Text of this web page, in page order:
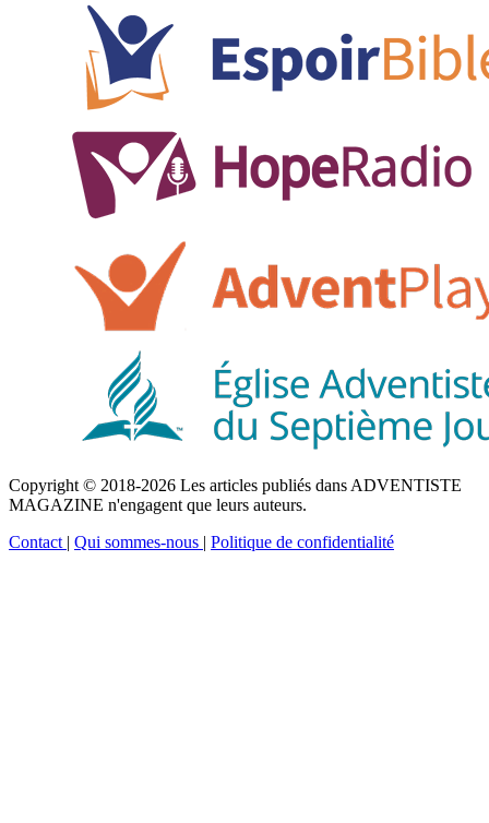
Copyright © 2018-2026 Les articles publiés dans ADVENTISTE
MAGAZINE n'engagent que leurs auteurs.
Contact | Qui sommes-nous | Politique de confidentialité